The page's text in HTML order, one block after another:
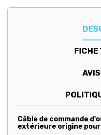
FICHE
Câble de commande
extérieure origine